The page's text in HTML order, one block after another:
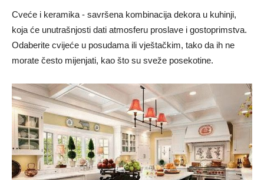
Cveće i keramika - savršena kombinacija dekora u kuhinji,
koja će unutrašnjosti dati atmosferu proslave i gostoprimstva.
Odaberite cvijeće u posudama ili vještačkim, tako da ih ne
morate često mijenjati, kao što su sveže posekotine.